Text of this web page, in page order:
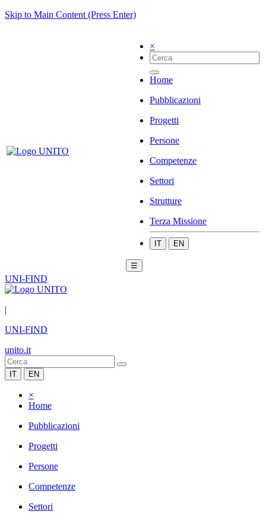
Skip to Main Content (Press Enter)
×
Home
Pubblicazioni
Progetti
Persone
Competenze
Settori
Strutture
Terza Missione
IT EN
☰
UNI-FIND
|
UNI-FIND
unito.it
IT EN
×
Home
Pubblicazioni
Progetti
Persone
Competenze
Settori